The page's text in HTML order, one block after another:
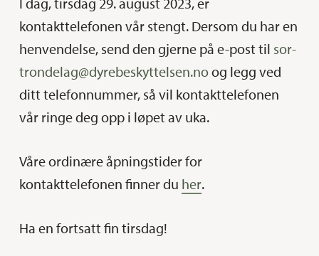
kontakttelefonen vår stengt. Dersom du har en
henvendelse, send den gjerne på e-post til sor-
trondelag@dyrebeskyttelsen.noog legg ved
ditt telefonnummer, så vil kontakttelefonen
vår ringe deg opp i løpet av uka.
Våre ordinære åpningstider for
kontakttelefonen finner du her.
Ha en fortsatt fin tirsdag!